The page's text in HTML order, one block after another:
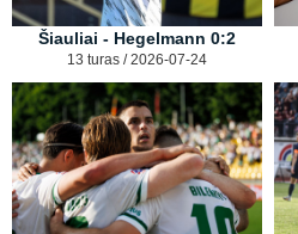
Šiauliai - Hegelmann 0:2
13 turas / 2026-07-24